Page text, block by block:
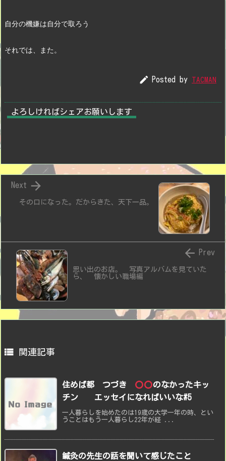
自分の機嫌は自分で取ろう
それでは、また。
 Posted by TACMAN
よろしければシェアお願いします
その口になった。だからきた、天下一品。

Next
思い出のお店。 写真アルバムを見ていた
ら、 懐かしい職場編
 Prev
 関連記事
住めば都 つづき
のなかったキッ
チン エッセイになればいいな#5
一人暮らしを始めたのは19歳の大学一年の時、とい
うことはもう一人暮らし22年が経 ...
鍼灸の先生の話を聞いて感じたこと